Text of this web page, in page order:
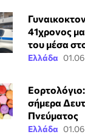
41χρονος
του μέσα
Ελλάδα
σήμερα
Πνεύματος
Ελλάδα